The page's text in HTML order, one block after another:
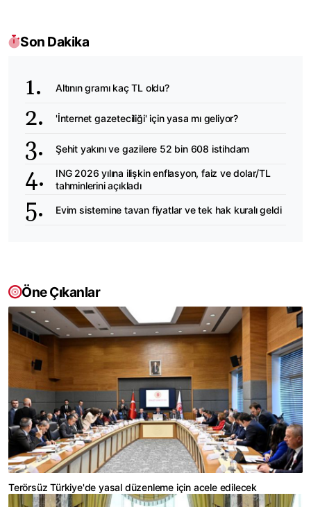
Son Dakika
Altının gramı kaç TL oldu?
'İnternet gazeteciliği' için yasa mı geliyor?
Şehit yakını ve gazilere 52 bin 608 istihdam
ING 2026 yılına ilişkin enflasyon, faiz ve dolar/TL
tahminlerini açıkladı
Evim sistemine tavan fiyatlar ve tek hak kuralı geldi
Öne Çıkanlar
Terörsüz Türkiye'de yasal düzenleme için acele edilecek